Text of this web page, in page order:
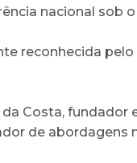
nacional sob
reconhecida
Costa,
de